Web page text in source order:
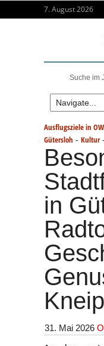
7. August 2026
Ausflugsziele in
Gütersloh - Kultur-
in
31. Mai 2026